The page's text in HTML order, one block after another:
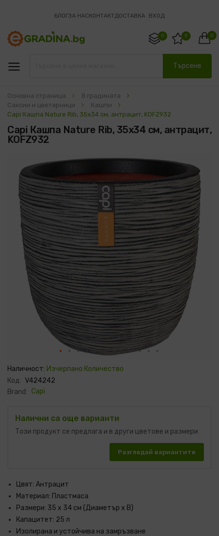
БЛОГЗА НАСКОНТАКТДОСТАВКА ВХОД
0
0 0
Търсене
Основна страница
В градината
Саксии и цветарници
Кашпи
Capi Кашпа Nature Rib, 35x34 см, антрацит, KOFZ932
Capi Кашпа Nature Rib, 35x34 см, антрацит,
KOFZ932
края
галерията
изображенията
към
на
галерия
със
Наличност: Изчерпано Количество
Код: V424242
Brand: Capi
Налични са още варианти
Този продукт се предлага и в други цветове и размери
Разгледай вариантите
Цвят: Антрацит
Материал: Пластмаса
Размери: 35 х 34 см (Диаметър х В)
Капацитет: 25 л
Изолирана и устойчива на замръзване